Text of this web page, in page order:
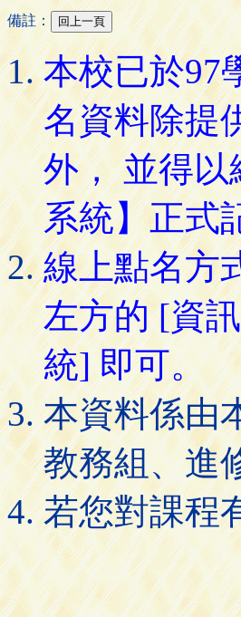
備註：
本校已於97
名資料除提
外， 並得
系統】正式
線上點名方
左方的 [資
統] 即可。
本資料係由
教務組、進
若您對課程